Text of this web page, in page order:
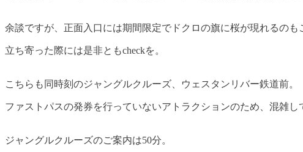
余談ですが、正面入口には期間限定でドクロの旗に桜が現れるのも
立ち寄った際には是非ともcheckを。
こちらも同時刻のジャングルクルーズ、ウェスタンリバー鉄道前。
ファストパスの発券を行っていないアトラクションのため、混雑し
ジャングルクルーズのご案内は50分。